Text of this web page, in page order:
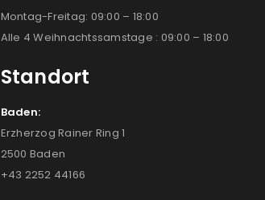
Montag-Freitag: 09:00 – 18:00
Alle 4 Weihnachtssamstage : 09:00 – 18:00
Standort
Baden:
Erzherzog Rainer Ring 1
2500 Baden
+43 2252 44166